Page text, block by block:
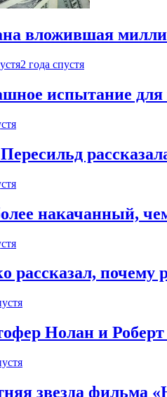
вложившая
2 года спустя
испытание
накачанный,
рассказал,
Нолан и
звезда фильма